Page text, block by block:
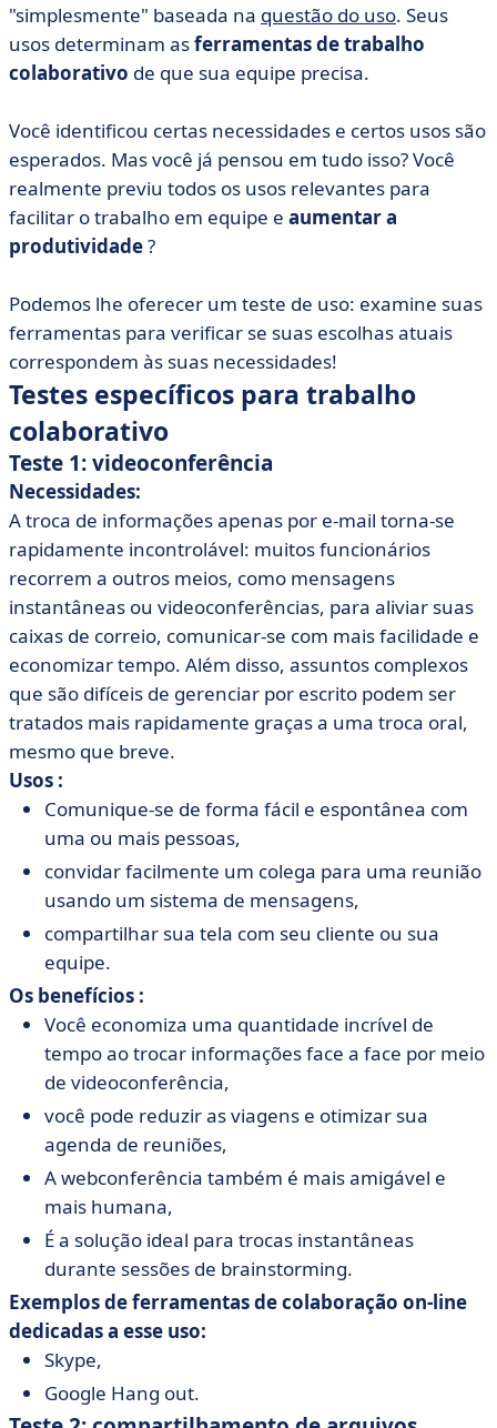
"simplesmente" baseada na questão do uso. Seus
usos determinam asferramentas de trabalho
colaborativo de que sua equipe precisa.
Você identificou certas necessidades e certos usos são
esperados. Mas você já pensou em tudo isso? Você
realmente previu todos os usos relevantes para
facilitar o trabalho em equipe e aumentar a
produtividade?
Podemos lhe oferecer um teste de uso: examine suas
ferramentas para verificar se suas escolhas atuais
correspondem às suas necessidades!
Testes específicos para trabalho
colaborativo
Teste 1: videoconferência
Necessidades:
A troca de informações apenas por e-mail torna-se
rapidamente incontrolável: muitos funcionários
recorrem a outros meios, como mensagens
instantâneas ou videoconferências, para aliviar suas
caixas de correio, comunicar-se com mais facilidade e
economizar tempo. Além disso, assuntos complexos
que são difíceis de gerenciar por escrito podem ser
tratados mais rapidamente graças a uma troca oral,
mesmo que breve.
Usos :
Comunique-se de forma fácil e espontânea com
uma ou mais pessoas,
convidar facilmente um colega para uma reunião
usando um sistema de mensagens,
compartilhar sua tela com seu cliente ou sua
equipe.
Os benefícios :
Você economiza uma quantidade incrível de
tempo ao trocar informações face a face por meio
de videoconferência,
você pode reduzir as viagens e otimizar sua
agenda de reuniões,
A webconferência também é mais amigável e
mais humana,
É a solução ideal para trocas instantâneas
durante sessões de brainstorming.
Exemplos de ferramentas de colaboração on-line
dedicadas a esse uso:
Skype,
Google Hang out.